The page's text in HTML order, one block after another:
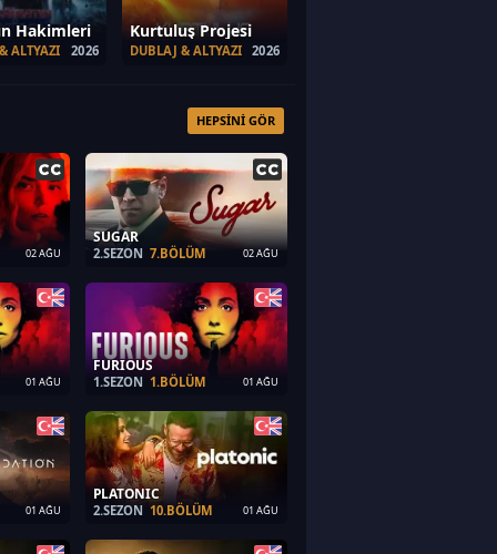
Hakimleri
2026
ALTYAZI
Kurtuluş Projesi
2026
DUBLAJ & ALTYAZI
HEPSINI GÖR
02 AĞU
SUGAR
2.SEZON 7.BÖLÜM 02 AĞU
01 AĞU
FURIOUS
1.SEZON 1.BÖLÜM 01 AĞU
01 AĞU
PLATONIC
2.SEZON 10.BÖLÜM 01 AĞU